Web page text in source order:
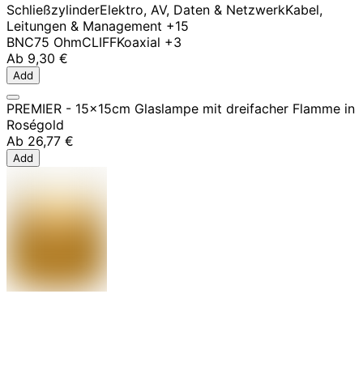
SchließzylinderElektro, AV, Daten & NetzwerkKabel,
Leitungen & Management +15
BNC75 OhmCLIFFKoaxial +3
Ab 9,30 €
Add
PREMIER - 15x15cm Glaslampe mit dreifacher Flamme in
Roségold
Ab 26,77 €
Add